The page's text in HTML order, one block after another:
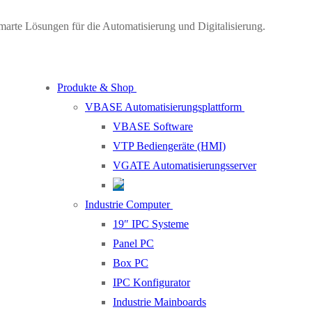
Lösungen für die Automatisierung und Digitalisierung.
Produkte & Shop
VBASE Automatisierungsplattform
VBASE Software
VTP Bediengeräte (HMI)
VGATE Automatisierungsserver
Industrie Computer
19″ IPC Systeme
Panel PC
Box PC
IPC Konfigurator
Industrie Mainboards